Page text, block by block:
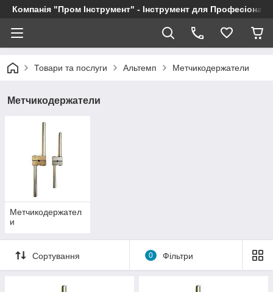
Компанія "Пром Інструмент" - Інструмент для
Товари та послуги Альтемп Метчикодержатели
Метчикодержатели
Метчикодержател
и
Сортування 0 Фільтри